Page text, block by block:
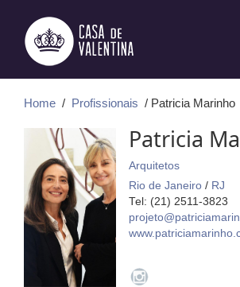
conteúdo
Home / Profissionais / Patricia Marinho
Patricia
Arquitetos
Rio de Janeiro / RJ
Tel: (21) 2511-3823